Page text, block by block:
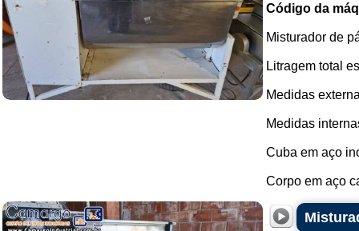
Código da
Misturador de
Litragem total
Medidas
Medidas
Cuba em aço
Corpo em aço